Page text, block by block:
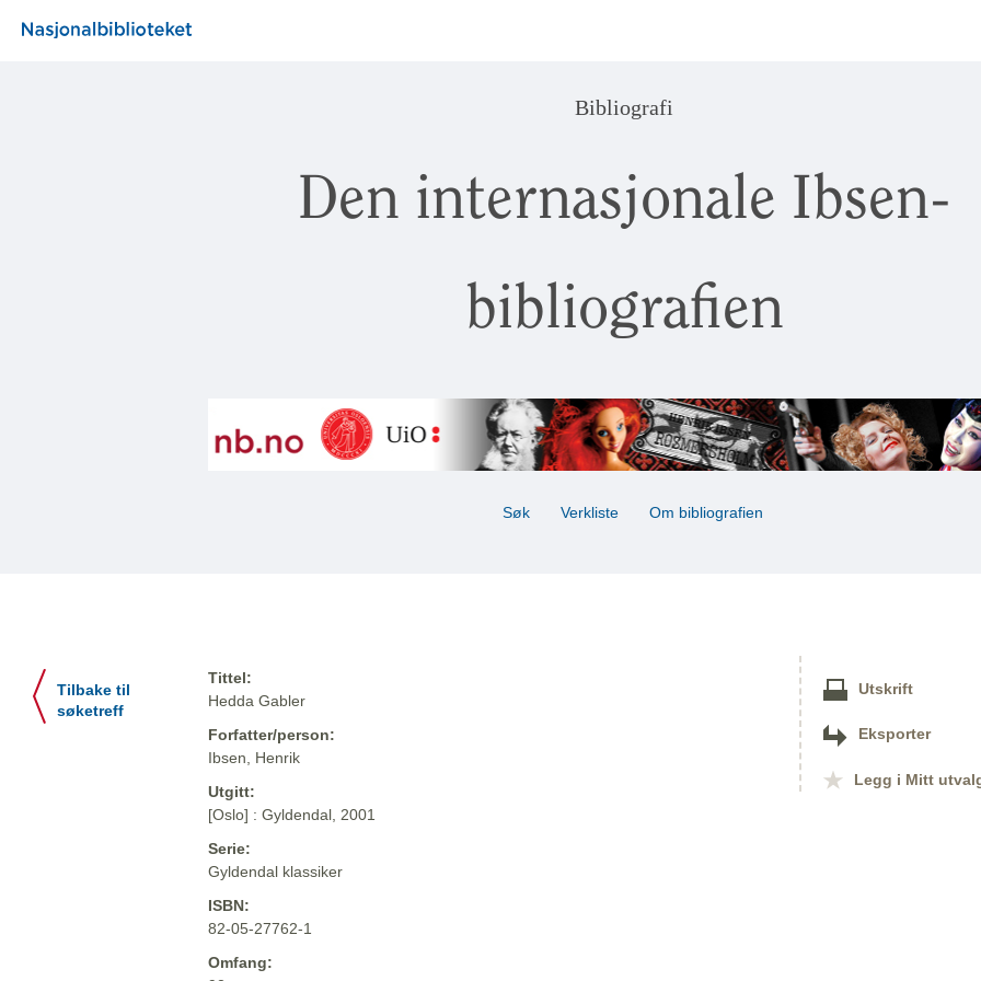
Bibliografi
Den internasjonale Ibsen-
bibliografien
Søk Verkliste Om bibliografien
Tilbake til
søketreff
Tittel:
Hedda Gabler
Forfatter/person:
Ibsen, Henrik
Utgitt:
[Oslo] : Gyldendal, 2001
Serie:
Gyldendal klassiker
ISBN:
82-05-27762-1
Omfang:
Utskrift
Eksporter
Legg i Mitt